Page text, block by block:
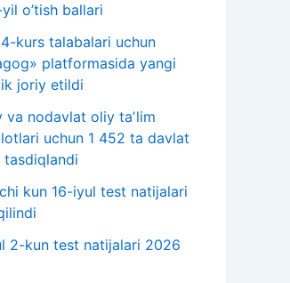
o’tish ballari
kurs talabalari uchun
platformasida yangi
joriy etildi
va nodavlat oliy taʼlim
uchun 1 452 ta davlat
kun 16-iyul test natijalari
2-kun test natijalari 2026